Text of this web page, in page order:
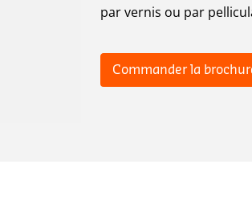
par vernis ou par
Commander la